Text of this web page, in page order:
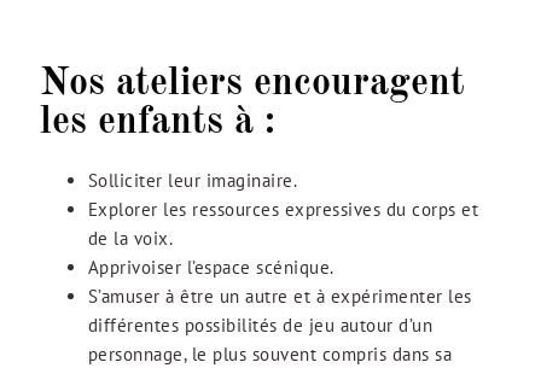
Nos ateliers encouragent
les enfants à :
Solliciter leur imaginaire.
Explorer les ressources expressives du corps et
de la voix.
Apprivoiser l’espace scénique.
S’amuser à être un autre et à expérimenter les
différentes possibilités de jeu autour d’un
personnage, le plus souvent compris dans sa